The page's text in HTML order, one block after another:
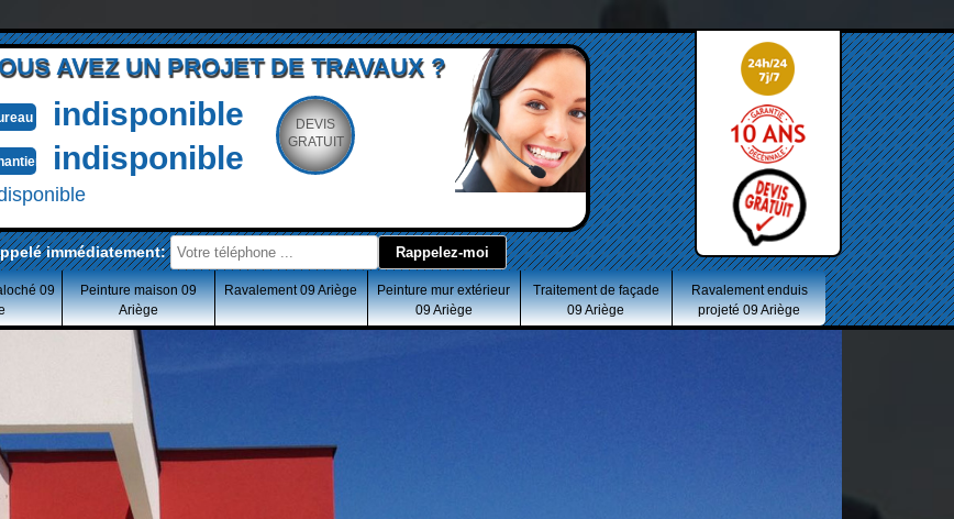
AVEZ UN PROJET DE TRAVAUX ?
indisponible
indisponible
DEVIS
GRATUIT
immédiatement:
09
Peinture maison 09
Ariège
Ravalement 09 Ariège
Peinture mur extérieur
09 Ariège
Traitement de façade
09 Ariège
Ravalement enduis
projeté 09 Ariège